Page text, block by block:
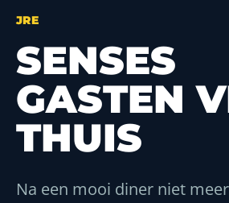
JRE
SENSES
GASTEN
THUIS
Na een mooi diner niet